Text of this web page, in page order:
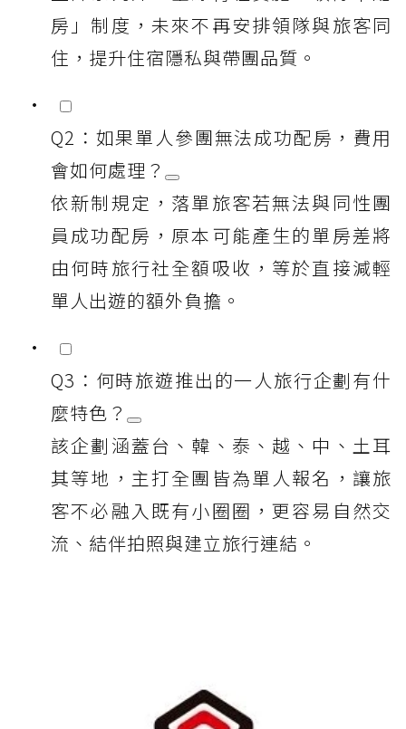
房」制度，未來不再安排領隊與旅客同
住，提升住宿隱私與帶團品質。
Q2：如果單人參團無法成功配房，費用
會如何處理？
依新制規定，落單旅客若無法與同性團
員成功配房，原本可能產生的單房差將
由何時旅行社全額吸收，等於直接減輕
單人出遊的額外負擔。
Q3：何時旅遊推出的一人旅行企劃有什
麼特色？
該企劃涵蓋台、韓、泰、越、中、土耳
其等地，主打全團皆為單人報名，讓旅
客不必融入既有小圈圈，更容易自然交
流、結伴拍照與建立旅行連結。